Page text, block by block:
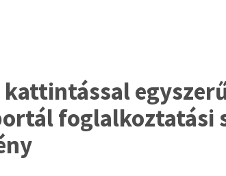
foglalkoztatási